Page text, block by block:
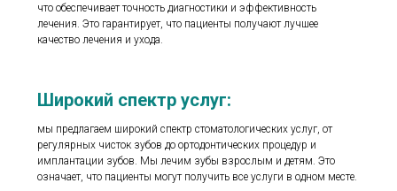
что обеспечивает точность диагностики и эффективность
лечения. Это гарантирует, что пациенты получают лучшее
качество лечения и ухода.
Широкий спектр услуг:
мы предлагаем широкий спектр стоматологических услуг, от
регулярных чисток зубов до ортодонтических процедур и
имплантации зубов. Мы лечим зубы взрослым и детям. Это
означает, что пациенты могут получить все услуги в одном месте.